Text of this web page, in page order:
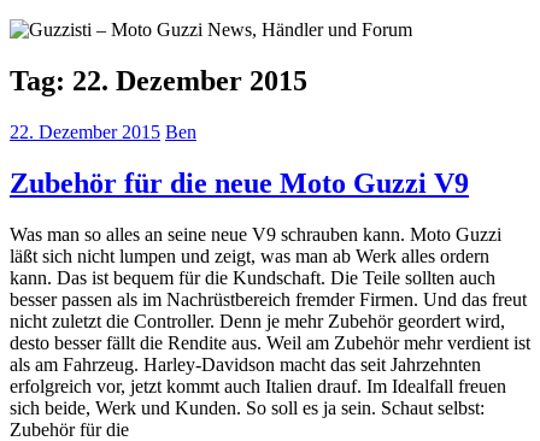
Tag: 22. Dezember 2015
22. Dezember 2015 Ben
Zubehör für die neue Moto Guzzi V9
Was man so alles an seine neue V9 schrauben kann. Moto Guzzi
läßt sich nicht lumpen und zeigt, was man ab Werk alles ordern
kann. Das ist bequem für die Kundschaft. Die Teile sollten auch
besser passen als im Nachrüstbereich fremder Firmen. Und das freut
nicht zuletzt die Controller. Denn je mehr Zubehör geordert wird,
desto besser fällt die Rendite aus. Weil am Zubehör mehr verdient ist
als am Fahrzeug. Harley-Davidson macht das seit Jahrzehnten
erfolgreich vor, jetzt kommt auch Italien drauf. Im Idealfall freuen
sich beide, Werk und Kunden. So soll es ja sein. Schaut selbst:
Zubehör für die